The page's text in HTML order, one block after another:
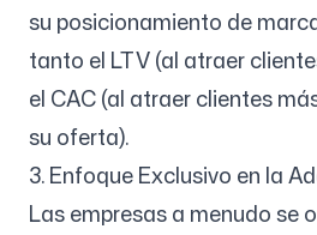
su posicionamiento de
tanto el LTV (al atraer
el CAC (al atraer clientes
su oferta).
3. Enfoque Exclusivo en la
Las empresas a menudo se